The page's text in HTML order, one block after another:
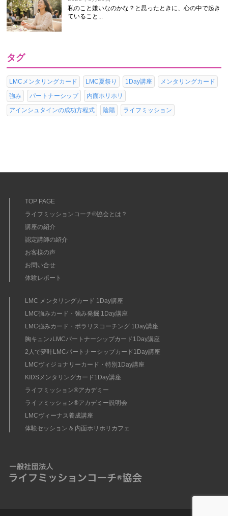
私のこと嫌いなのかな？と思ったときに、心の中で起き
ていること...
タグ
LMCメンタリングカード LMC夏祭り 1Day講座
メンタリングカード
強み
パートナーシップ
内面ホリホリ
アインシュタインの成功方程式
陰陽 ライフミッション
TOP PAGE
ライフミッションコーチ®協会とは？
講座の紹介
認定講師の紹介
お客様の声
お問い合せ
体験レポート
LMC メンタリングカード 1Day講座
LMC強みカード・強み発掘 1Day講座
LMC強みカード・ポラリスコーチング 1Day講座
胸キュン♪LMCパートナーシップカード1Day講座
2人で夢叶LMCパートナーシップカード1Day講座
LMCヴィジョナリーカード・特別1Day講座
KIDSメンタリングカード1Day講座
ライフミッション®︎アカデミー
ライフミッション®︎アカデミー説明会
LMCヴィーナス養成講座
体験セッション & 内面ホリホリカフェ